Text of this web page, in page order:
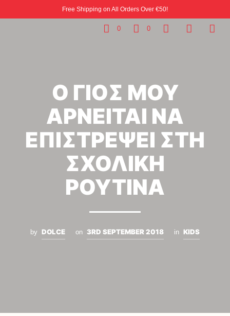
Free Shipping on All Orders Over €50!
0 0
Ο ΓΙΟΣ ΜΟΥ
ΑΡΝΕΙΤΑΙ ΝΑ
ΕΠΙΣΤΡΕΨΕΙ ΣΤΗ
ΣΧΟΛΙΚΗ
ΡΟΥΤΙΝΑ
by DOLCE on 3RD SEPTEMBER 2018 in KIDS